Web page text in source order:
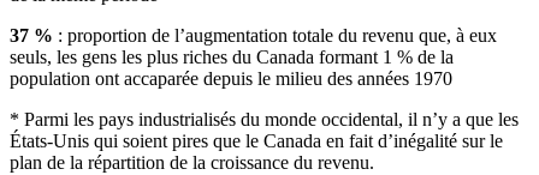
37 % : proportion de l’augmentation totale du revenu que, à eux
seuls, les gens les plus riches du Canada formant 1 % de la
population ont accaparée depuis le milieu des années 1970
* Parmi les pays industrialisés du monde occidental, il n’y a que les
États-Unis qui soient pires que le Canada en fait d’inégalité sur le
plan de la répartition de la croissance du revenu.